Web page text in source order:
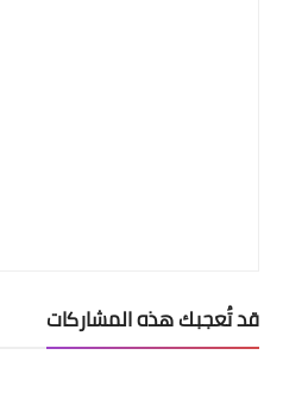
قد تُعجبك هذه المشاركات